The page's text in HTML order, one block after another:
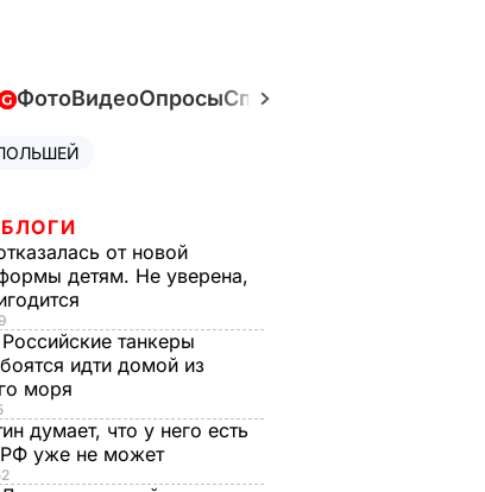
ФотоВидеоОпросыСпецпроекты
от новой
детям. Не уверена,
Российские танкеры
идти домой из
моря
думает, что у него есть
уже не может